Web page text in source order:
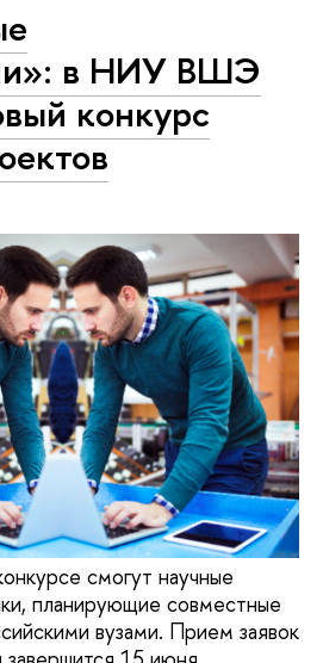
в НИУ ВШЭ
конкурс
смогут научные
планирующие совместные
вузами. Прием заявок